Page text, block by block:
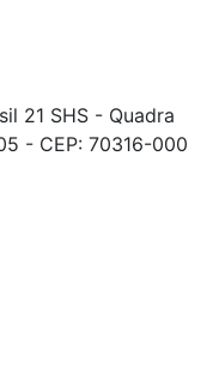
21 SHS - Quadra
- CEP: 70316-000